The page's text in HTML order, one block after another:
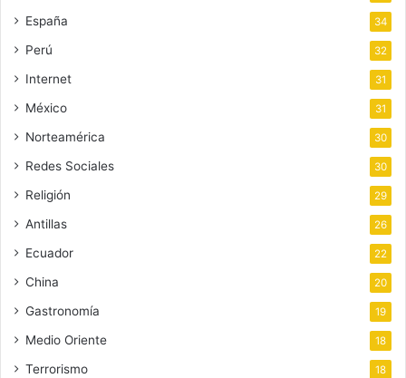
España 34
Perú 32
Internet 31
México 31
Norteamérica 30
Redes Sociales 30
Religión 29
Antillas 26
Ecuador 22
China 20
Gastronomía 19
Medio Oriente 18
Terrorismo 18